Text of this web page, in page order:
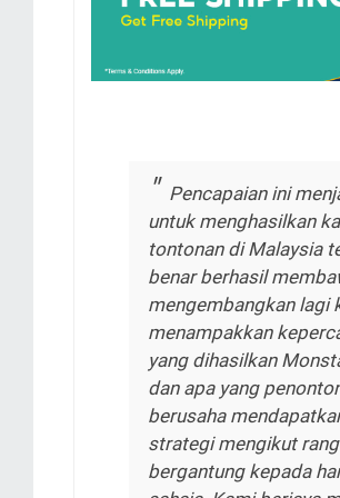
Pencapaian ini
untuk menghasilkan
tontonan di Malaysia
benar berhasil
mengembangkan lagi
menampakkan
yang dihasilkan
dan apa yang
berusaha
strategi mengikut
bergantung kepada